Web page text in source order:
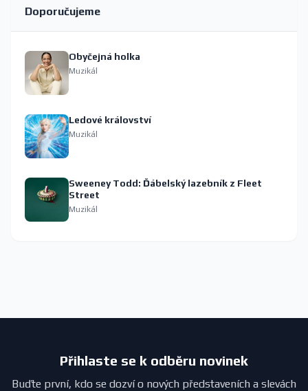
Doporučujeme
Obyčejná holka
Muzikál
Ledové království
Muzikál
Sweeney Todd: Ďábelský lazebník z Fleet
Street
Muzikál
Přihlaste se k odběru novinek
Buďte první, kdo se dozví o nových představeních a slevách